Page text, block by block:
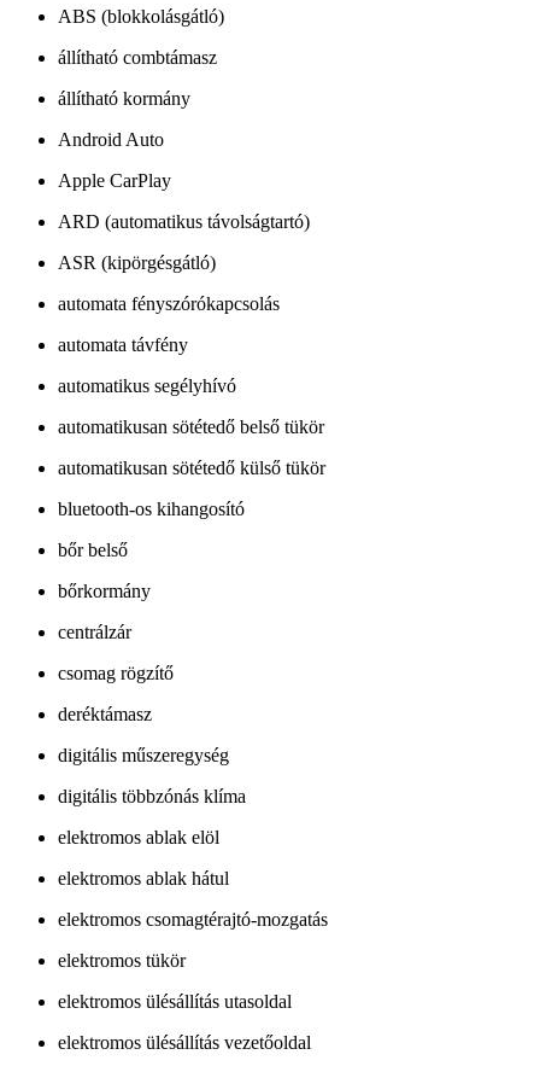
ABS (blokkolásgátló)
állítható combtámasz
állítható kormány
Android Auto
Apple CarPlay
ARD (automatikus távolságtartó)
ASR (kipörgésgátló)
automata fényszórókapcsolás
automata távfény
automatikus segélyhívó
automatikusan sötétedő belső tükör
automatikusan sötétedő külső tükör
bluetooth-os kihangosító
bőr belső
bőrkormány
centrálzár
csomag rögzítő
deréktámasz
digitális műszeregység
digitális többzónás klíma
elektromos ablak elöl
elektromos ablak hátul
elektromos csomagtérajtó-mozgatás
elektromos tükör
elektromos ülésállítás utasoldal
elektromos ülésállítás vezetőoldal